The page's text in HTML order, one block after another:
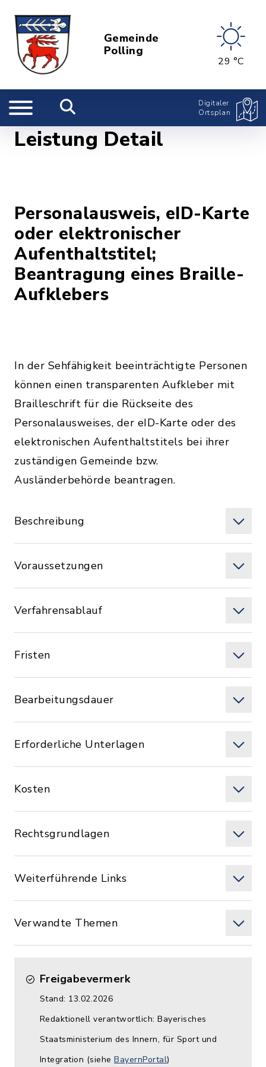
Gemeinde
Polling
29 °C
Digitaler
Ortsplan
Leistung Detail
Personalausweis, eID-Karte
oder elektronischer
Aufenthaltstitel;
Beantragung eines Braille-
Aufklebers
In der Sehfähigkeit beeinträchtigte Personen
können einen transparenten Aufkleber mit
Brailleschrift für die Rückseite des
Personalausweises, der eID-Karte oder des
elektronischen Aufenthaltstitels bei ihrer
zuständigen Gemeinde bzw.
Ausländerbehörde beantragen.
Beschreibung
Voraussetzungen
Verfahrensablauf
Fristen
Bearbeitungsdauer
Erforderliche Unterlagen
Kosten
Rechtsgrundlagen
Weiterführende Links
Verwandte Themen
Freigabevermerk
Stand: 13.02.2026
Redaktionell verantwortlich: Bayerisches
Staatsministerium des Innern, für Sport und
Integration (siehe BayernPortal)